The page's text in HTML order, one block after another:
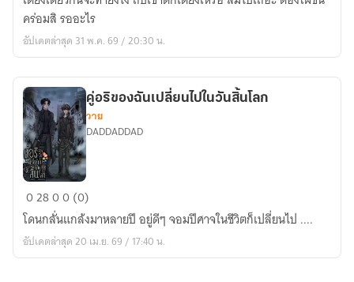
เป็น
ตัวประกอบ
สาม
ตาย
ที่
ถูก
ตัว
ร้าย
หมาย
หัว
คร่อมสิ รออะไร
อัปเดตล่าสุด 31 พ.ค. 69 / 20:30 น.
คู่อริ
ของ
ฉัน
เปลี่ยน
คู่อริของฉันเปลี่ยนไปในวันสิ้นโลก
วาย
DADDADDAD
02800 (0)
โดนกลั่นแกล้งมาหลายปี อยู่ดีๆ จอมปีศาจในชีวิตก็เปลี่ยนไป ....
อัปเดตล่าสุด 20 เม.ย. 69 / 17:40 น.